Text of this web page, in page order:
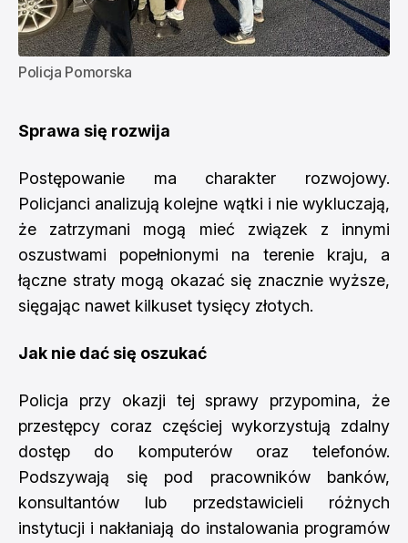
Policja Pomorska
Sprawa się rozwija
Postępowanie ma charakter rozwojowy.
Policjanci analizują kolejne wątki i nie wykluczają,
że zatrzymani mogą mieć związek z innymi
oszustwami popełnionymi na terenie kraju, a
łączne straty mogą okazać się znacznie wyższe,
sięgając nawet kilkuset tysięcy złotych.
Jak nie dać się oszukać
Policja przy okazji tej sprawy przypomina, że
przestępcy coraz częściej wykorzystują zdalny
dostęp do komputerów oraz telefonów.
Podszywają się pod pracowników banków,
konsultantów lub przedstawicieli różnych
instytucji i nakłaniają do instalowania programów